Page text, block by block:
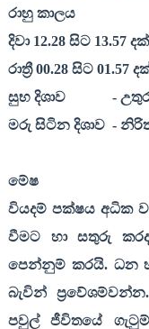
රාහු කාලය
දිවා 12.28සිට 13.57
රාත්‍රී 00.28සිට 01.57
සුභ දිශාව
-
මරු සිටින දිශාව -
මේෂ
වියදම් පක්ෂය අධික
වීමට හා සතුරු
පෙන්නුම් කරයි. ධන
බැවින්
පවුල් ජීවිතයේ